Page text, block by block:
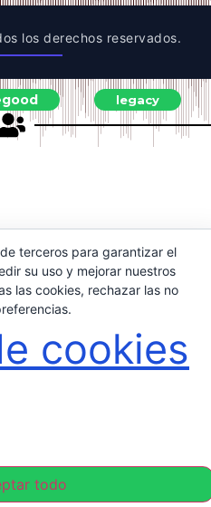
los derechos reservados.
legacy
terceros para garantizar el
su uso y mejorar nuestros
las cookies, rechazar las no
cookies
todo